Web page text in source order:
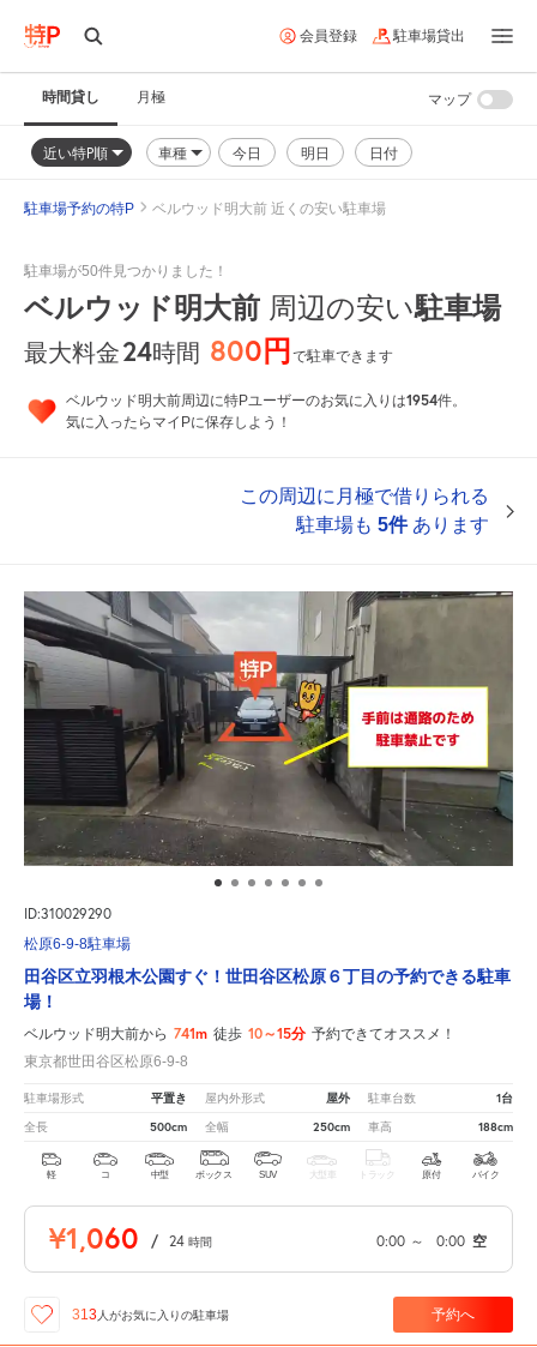
会員登録 駐車場貸出
時間貸し 月極
近い特P順 車種 今日 明日 日付
マップ
駐車場予約の特P ベルウッド明大前 近くの安い駐車場
駐車場が50件見つかりました！
ベルウッド明大前 周辺の安い駐車場
最大料金24時間 800円で駐車できます
ベルウッド明大前周辺に特Pユーザーのお気に入りは1954件。
気に入ったらマイPに保存しよう！
この周辺に月極で借りられる
駐車場も 5件あります
ID:310029290
松原6-9-8駐車場
田谷区立羽根木公園すぐ！世田谷区松原６丁目の予約できる駐車
場！
ベルウッド明大前から 741m 徒歩 10～15分 予約できてオススメ！
東京都世田谷区松原6-9-8
駐車場形式 平置き 屋内外形式 屋外 駐車台数 1台
全長 500cm 全幅 250cm 車高 188cm
軽 コ 中型 ボックス SUV 大型車 トラック 原付 バイク
¥1,060 / 24 時間 0:00 ～ 0:00 空
313人がお気に入りの駐車場 予約へ